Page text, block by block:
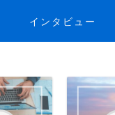
インタビュー